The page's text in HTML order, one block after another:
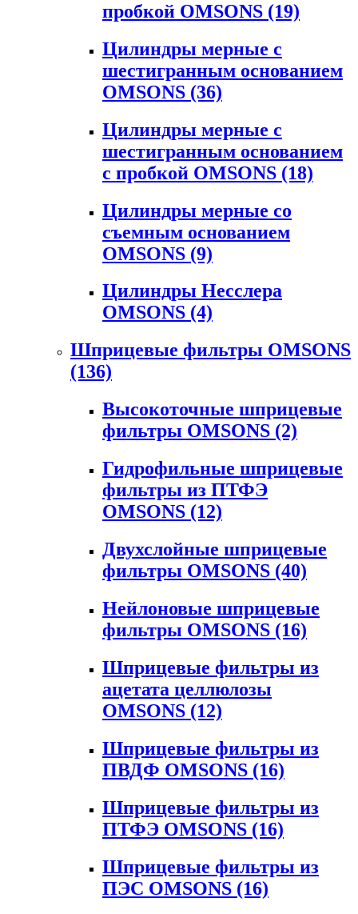
пробкой OMSONS (19)
Цилиндры мерные с
шестигранным основанием
OMSONS (36)
Цилиндры мерные с
шестигранным основанием
с пробкой OMSONS (18)
Цилиндры мерные со
съемным основанием
OMSONS (9)
Цилиндры Несслера
OMSONS (4)
Шприцевые фильтры OMSONS
(136)
Высокоточные шприцевые
фильтры OMSONS (2)
Гидрофильные шприцевые
фильтры из ПТФЭ
OMSONS (12)
Двухслойные шприцевые
фильтры OMSONS (40)
Нейлоновые шприцевые
фильтры OMSONS (16)
Шприцевые фильтры из
ацетата целлюлозы
OMSONS (12)
Шприцевые фильтры из
ПВДФ OMSONS (16)
Шприцевые фильтры из
ПТФЭ OMSONS (16)
Шприцевые фильтры из
ПЭС OMSONS (16)